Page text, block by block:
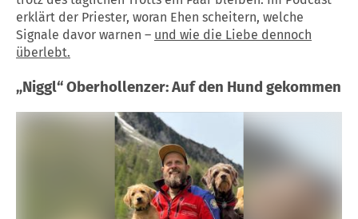
erklärt der Priester, woran Ehen scheitern, welche
Signale davor warnen – und wie die Liebe dennoch
überlebt.
„Niggl“ Oberhollenzer: Auf den Hund gekommen